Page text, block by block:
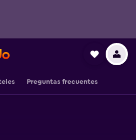
Preguntas frecuentes